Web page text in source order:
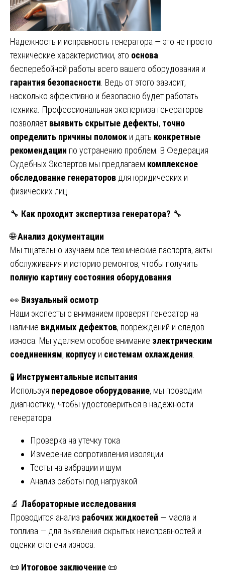
Надежность и исправность генератора — это не просто
технические характеристики, это основа
бесперебойной работы всего вашего оборудования и
гарантия безопасности . Ведь от этого зависит,
насколько эффективно и безопасно будет работать
техника. Профессиональная экспертиза генераторов
позволяет выявить скрытые дефекты, точно
определить причины поломок и дать конкретные
рекомендации по устранению проблем. В Федерация
Судебных Экспертов мы предлагаем комплексное
обследование генераторов для юридических и
физических лиц.
🔧 Как проходит экспертиза генератора? 🔧
🌐Анализ документации
Мы тщательно изучаем все технические паспорта, акты
обслуживания и историю ремонтов, чтобы получить
полную картину состояния оборудования
👀 Визуальный осмотр
Наши эксперты с вниманием проверят генератор на
наличие видимых дефектов, повреждений и следов
износа. Мы уделяем особое внимание электрическим
соединениям, корпусу и системам охлаждения
🧪 Инструментальные испытания
Используя передовое оборудование, мы проводим
диагностику, чтобы удостовериться в надежности
генератора:
Проверка на утечку тока
Измерение сопротивления изоляции
Тесты на вибрации и шум
Анализ работы под нагрузкой
🔬 Лабораторные исследования
Проводится анализ рабочих жидкостей — масла и
топлива — для выявления скрытых неисправностей и
оценки степени износа.
📜 Итоговое заключение 📜